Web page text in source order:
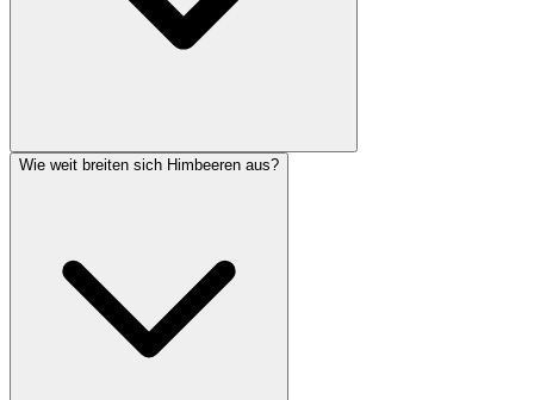
Wie weit breiten sich Himbeeren aus?